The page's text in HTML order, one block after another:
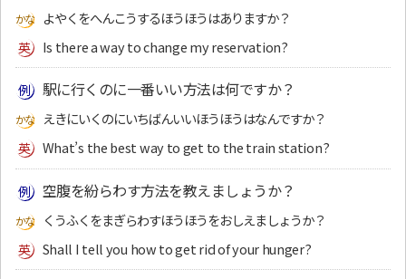
よやくをへんこうするほうほうはありますか？
Is there a way to change my reservation?
駅に行くのに一番いい方法は何ですか？
えきにいくのにいちばんいいほうほうはなんですか？
What’s the best way to get to the train station?
空腹を紛らわす方法を教えましょうか？
くうふくをまぎらわすほうほうをおしえましょうか？
Shall I tell you how to get rid of your hunger?